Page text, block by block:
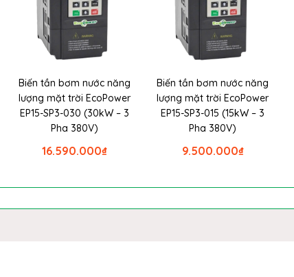
Biến tần bơm nước năng
lượng mặt trời EcoPower
EP15-SP3-030 (30kW – 3
Pha 380V)
₫
16.590.000
Biến tần bơm nước năng
lượng mặt trời EcoPower
EP15-SP3-015 (15kW – 3
Pha 380V)
₫
9.500.000